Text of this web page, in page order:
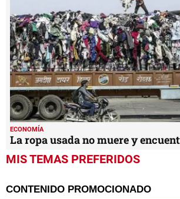
ECONOMÍA
La ropa usada no muere y
MIS TEMAS PREFERIDOS